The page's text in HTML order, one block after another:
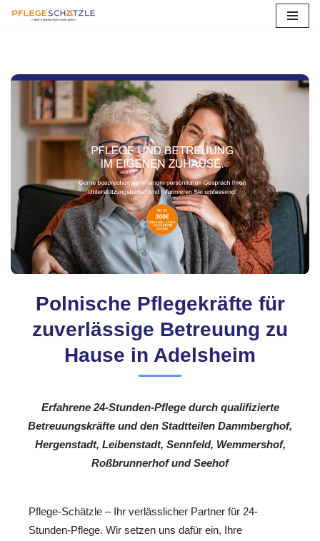
springen
Polnische Pflegekräfte für
zuverlässige Betreuung zu
Hause in Adelsheim
Erfahrene 24-Stunden-Pflege durch qualifizierte
Betreuungskräfte und den Stadtteilen Dammberghof,
Hergenstadt, Leibenstadt, Sennfeld, Wemmershof,
Roßbrunnerhof und Seehof
Pflege-Schätzle – Ihr verlässlicher Partner für 24-
Stunden-Pflege. Wir setzen uns dafür ein, Ihre